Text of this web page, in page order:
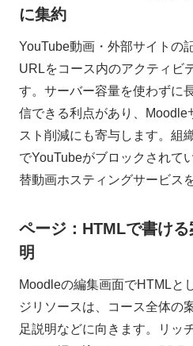
に集約
YouTube動画・外部サイトの
URLをコース内のアクティビ
す。サーバー容量を使わずに
信できる利点があり、Moodle
スト削減にも寄与します。組
でYouTubeがブロックされて
替動画ホスティングサービス
ページ：HTMLで書け
明
Moodleの編集画面でHTMLと
ジリソースは、コース全体の
足説明などに向きます。リッ